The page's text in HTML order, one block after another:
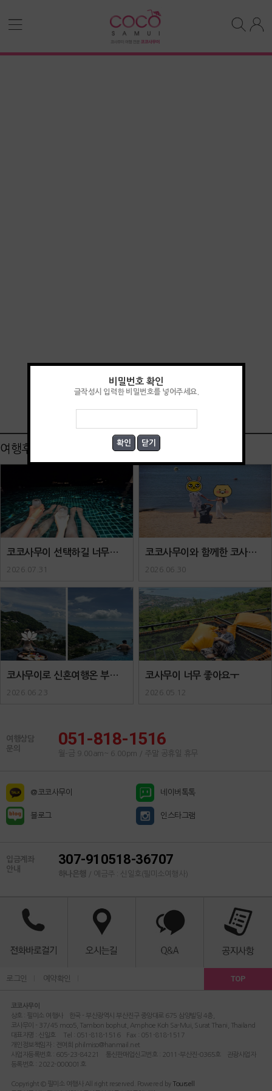
비밀번호 확인
글작성시 입력한 비밀번호를 넣어주세요.
여행후기
코코사무이 선택하길 너무너무
잘한거같아요..
2026.07.31
코코사무이와 함께한 코사무이
패키지..
2026.06.30
코사무이로 신혼여행온 부부입
니다 :) ..
2026.06.23
코사무이 너무 좋아요ㅜ
2026.05.12
여행상담
문의
051-818-1516
월-금 9.00am~ 6.00pm / 주말 공휴일 휴무
@코코사무이
블로그
네이버톡톡
인스타그램
입금계좌
안내
307-910518-36707
하나은행 / 예금주 : 신일호(필미소여행사)
로그인 예약확인 TOP
코코사무이
상호 : 필미소 여행사 한국 - 부산광역시 부산진구 중앙대로 675 삼양빌딩 4층,
코사무이 - 37/45 moo5, Tambon bophut, Amphoe Koh Sa-Mui, Surat Thani, Thailand
대표자명 : 신일호 Tel : 051-818-1516 Fax : 051-818-1517
개인정보책임자 : 전여희 philmiso@hanmail.net
사업자등록번호 : 605-23-84221 통신판매업신고번호 : 2011-부산진-0365호 관광사업자
등록번호 : 2022-000001호
Copyright © 필미소 여행사 All right reserved. Powered by Toursell